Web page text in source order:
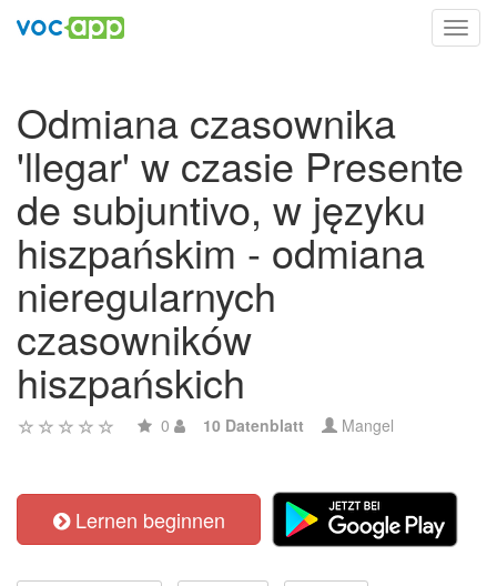
Odmiana czasownika
'llegar' w czasie Presente
de subjuntivo, w języku
hiszpańskim - odmiana
nieregularnych
czasowników
hiszpańskich
0 10 Datenblatt Mangel
Lernen beginnen